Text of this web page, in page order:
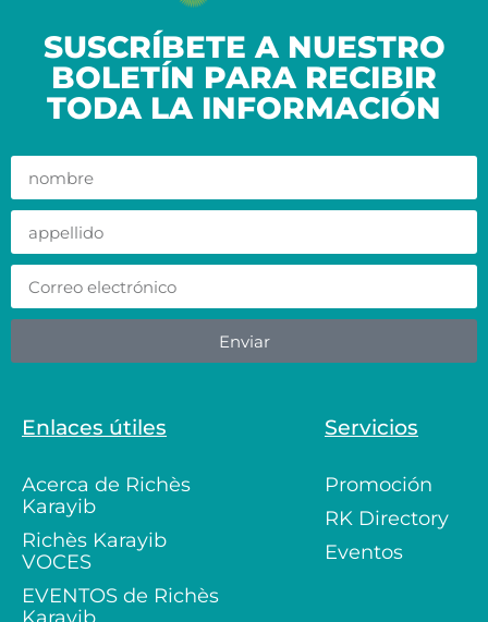
SUSCRÍBETE A NUESTRO
BOLETÍN PARA RECIBIR
TODA LA INFORMACIÓN
Enviar
Enlaces útiles
Acerca de Richès
Karayib
Richès Karayib
VOCES
EVENTOS de Richès
Servicios
Promoción
RK Directory
Eventos